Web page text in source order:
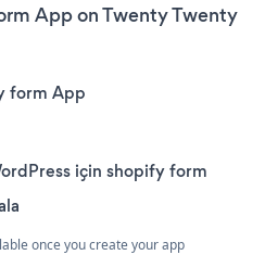
App on Twenty Twenty
form App
için shopify form
once you create your app